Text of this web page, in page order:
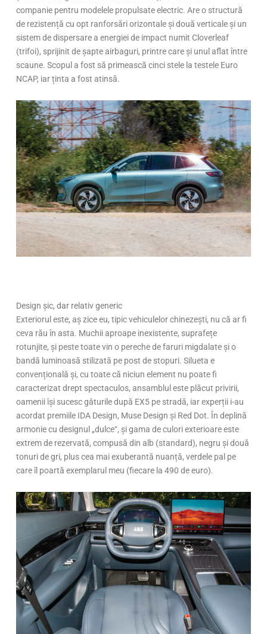
companie pentru modelele propulsate electric. Are o structură
de rezistență cu opt ranforsări orizontale și două verticale și un
sistem de dispersare a energiei de impact numit Cloverleaf
(trifoi), sprijinit de șapte airbaguri, printre care și unul aflat între
scaune. Scopul a fost să primească cinci stele la testele Euro
NCAP, iar ținta a fost atinsă.
Design șic, dar relativ generic
Exteriorul este, aș zice eu, tipic vehiculelor chinezești, nu că ar fi
ceva rău în asta. Muchii aproape inexistente, suprafețe
rotunjite, și peste toate vin o pereche de faruri migdalate și o
bandă luminoasă stilizată pe post de stopuri. Silueta e
convențională și, cu toate că niciun element nu poate fi
caracterizat drept spectaculos, ansamblul este plăcut privirii,
oamenii își sucesc gâturile după EX5 pe stradă, iar experții i-au
acordat premiile IDA Design, Muse Design și Red Dot. În deplină
armonie cu designul „dulce“, și gama de culori exterioare este
extrem de rezervată, compusă din alb (standard), negru și două
tonuri de gri, plus cea mai exuberantă nuanță, verdele pal pe
care îl poartă exemplarul meu (fiecare la 490 de euro).